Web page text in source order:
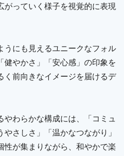
がっていく様子を視覚的に表現
うにも見えるユニークなフォル
健やかさ」「安心感」の印象を
く前向きなイメージを届けるデ
やわらかな構成には、「コミュ
さしさ」「温かなつながり」
性が集まりながら、和やかで楽